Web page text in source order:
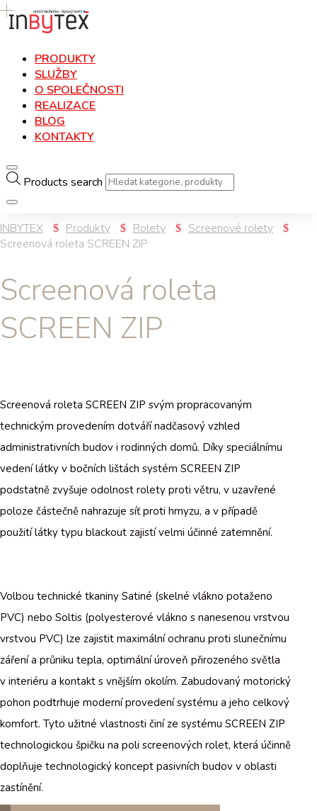
PRODUKTY
SLUŽBY
O SPOLEČNOSTI
REALIZACE
BLOG
KONTAKTY
Products search
INBYTEX Produkty Rolety
Screenové rolety
Screenová roleta SCREEN ZIP
Screenová roleta
SCREEN ZIP
Screenová roleta SCREEN ZIP svým propracovaným
technickým provedením dotváří nadčasový vzhled
administrativních budov i rodinných domů. Díky speciálnímu
vedení látky v bočních lištách systém SCREEN ZIP
podstatně zvyšuje odolnost rolety proti větru, v uzavřené
poloze částečně nahrazuje síť proti hmyzu, a v případě
použití látky typu blackout zajistí velmi účinné zatemnění.
Volbou technické tkaniny Satiné (skelné vlákno potaženo
PVC) nebo Soltis (polyesterové vlákno s nanesenou vrstvou
vrstvou PVC) lze zajistit maximální ochranu proti slunečnímu
záření a průniku tepla, optimální úroveň přirozeného světla
v interiéru a kontakt s vnějším okolím. Zabudovaný motorický
pohon podtrhuje moderní provedení systému a jeho celkový
komfort. Tyto užitné vlastnosti činí ze systému SCREEN ZIP
technologickou špičku na poli screenových rolet, která účinně
doplňuje technologický koncept pasivních budov v oblasti
zastínění.